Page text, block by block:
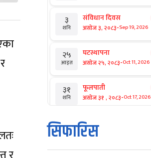
३
शनि
संविधान दिवस
असोज ३, २०८३-Sep 19, 2026
२५
आइत
घटस्थापना
असोज २५, २०८३-Oct 11, 2026
३१
शनि
फूलपाती
असोज ३१ , २०८३-Oct 17, 2026
१
आइत
कार्तिक सङ्क्रान्ति
कार्तिक १, २०८३
सिफारिस